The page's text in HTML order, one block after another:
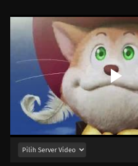
Digimon Beatbreak
Eps 31 - Mei 17, 2026
Digimon
Eps 30 - Mei 10, 2026
Digimon Beatbreak
Eps 29 - Mei 2, 2026